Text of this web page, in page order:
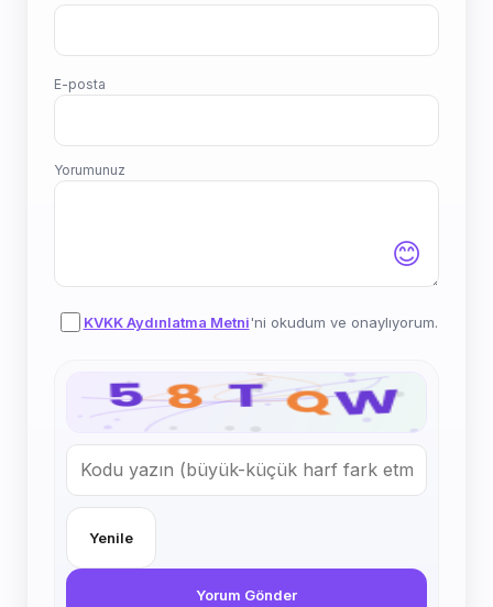
E-posta
Yorumunuz
😊
KVKK Aydınlatma Metni'ni okudum ve onaylıyorum.
Yenile
Yorum Gönder